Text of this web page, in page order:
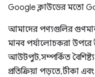
Google ক্লাউডের মতো
আমাদের পণ্যগুলির
মানব পর্যালোচকরা উপরে
আউটপুট, সম্পর্কিত
প্রতিক্রিয়া পড়তে, টীকা